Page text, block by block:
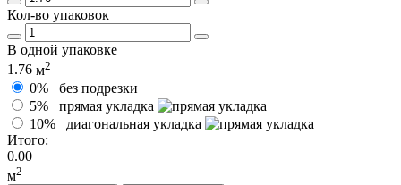
Кол-во упаковок
В одной упаковке
1.76 м2
0% без подрезки
5% прямая укладка
10% диагональная укладка
Итого:
0.00
м2